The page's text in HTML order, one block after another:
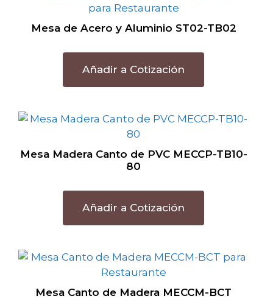
Mesa de Acero y Aluminio ST02-TB02
Añadir a Cotización
Mesa Madera Canto de PVC MECCP-TB10-
80
Añadir a Cotización
Mesa Canto de Madera MECCM-BCT